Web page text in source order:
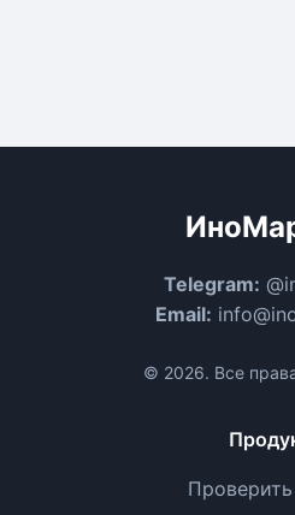
Telegram:
Email:
© 2026. Все